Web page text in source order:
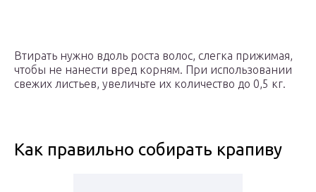
Втирать нужно вдоль роста волос, слегка прижимая,
чтобы не нанести вред корням. При использовании
свежих листьев, увеличьте их количество до 0,5 кг.
Как правильно собирать крапиву